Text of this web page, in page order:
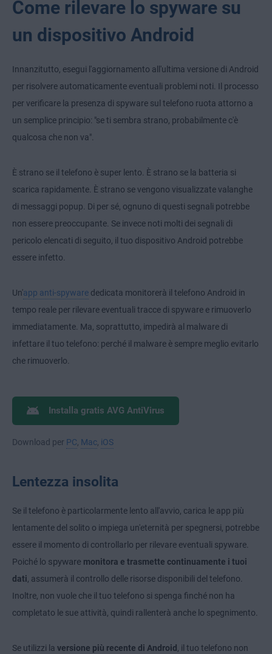
Come rilevare lo spyware su
un dispositivo Android
Innanzitutto, esegui l'aggiornamento all'ultima versione di Android
per risolvere automaticamente eventuali problemi noti. Il processo
per verificare la presenza di spyware sul telefono ruota attorno a
un semplice principio: "se ti sembra strano, probabilmente c'è
qualcosa che non va".
È strano se il telefono è super lento. È strano se la batteria si
scarica rapidamente. È strano se vengono visualizzate valanghe
di messaggi popup. Di per sé, ognuno di questi segnali potrebbe
non essere preoccupante. Se invece noti molti dei segnali di
pericolo elencati di seguito, il tuo dispositivo Android potrebbe
essere infetto.
Un'app anti-spyware dedicata monitorerà il telefono Android in
tempo reale per rilevare eventuali tracce di spyware e rimuoverlo
immediatamente. Ma, soprattutto, impedirà al malware di
infettare il tuo telefono: perché il malware è sempre meglio evitarlo
che rimuoverlo.
Installa gratis AVG AntiVirus
Download per PC, Mac, iOS
Lentezza insolita
Se il telefono è particolarmente lento all'avvio, carica le app più
lentamente del solito o impiega un'eternità per spegnersi, potrebbe
essere il momento di controllarlo per rilevare eventuali spyware.
Poiché lo spyware monitora e trasmette continuamente i tuoi
dati, assumerà il controllo delle risorse disponibili del telefono.
Inoltre, non vuole che il tuo telefono si spenga finché non ha
completato le sue attività, quindi rallenterà anche lo spegnimento.
Se utilizzi la versione più recente di Android , il tuo telefono non